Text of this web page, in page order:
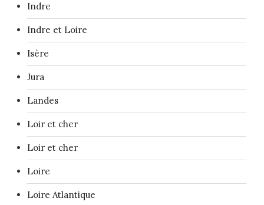
Indre
Indre et Loire
Isère
Jura
Landes
Loir et cher
Loir et cher
Loire
Loire Atlantique